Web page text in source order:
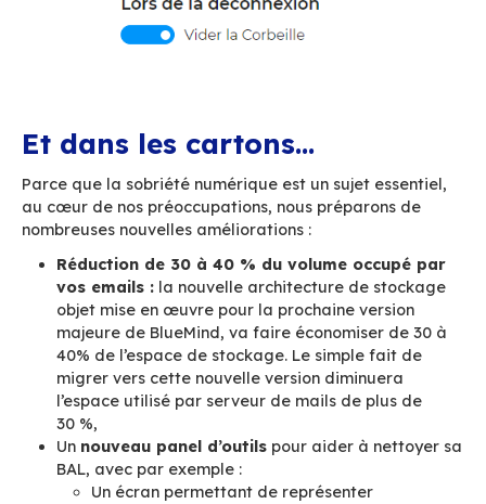
3. Videz la corbeille
automatiquement